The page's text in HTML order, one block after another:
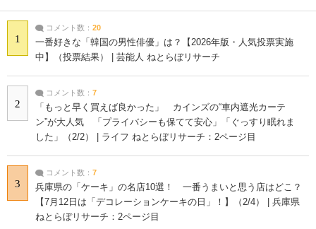
1
コメント数： 20
一番好きな「韓国の男性俳優」は？【2026年版・人気投票実施
中】（投票結果） | 芸能人 ねとらぼリサーチ
2
コメント数： 7
「もっと早く買えば良かった」 カインズの“車内遮光カーテ
ン”が大人気 「プライバシーも保てて安心」「ぐっすり眠れま
した」（2/2） | ライフ ねとらぼリサーチ：2ページ目
3
コメント数： 7
兵庫県の「ケーキ」の名店10選！ 一番うまいと思う店はどこ？
【7月12日は「デコレーションケーキの日」！】（2/4） | 兵庫県
ねとらぼリサーチ：2ページ目